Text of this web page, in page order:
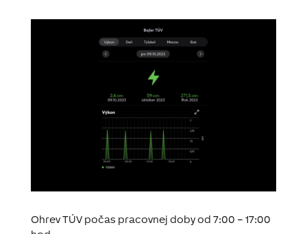
Ohrev TÚV počas pracovnej doby od 7:00 – 17:00